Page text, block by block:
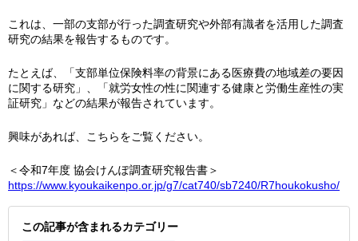
これは、一部の支部が行った調査研究や外部有識者を活用した調査
研究の結果を報告するものです。
たとえば、「支部単位保険料率の背景にある医療費の地域差の要因
に関する研究」、「就労女性の性に関連する健康と労働生産性の実
証研究」などの結果が報告されています。
興味があれば、こちらをご覧ください。
＜令和7年度 協会けんぽ調査研究報告書＞
https://www.kyoukaikenpo.or.jp/g7/cat740/sb7240/R7houkokusho/
この記事が含まれるカテゴリー